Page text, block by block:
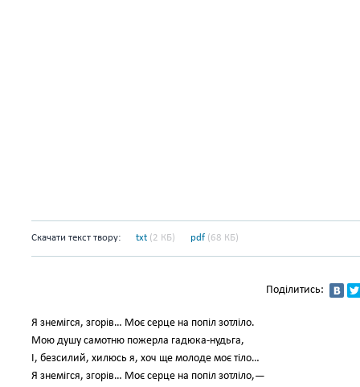
Скачати текст твору: txt (2 КБ) pdf (68 КБ)
Поділитись:
Я знемігся, згорів… Моє серце на попіл зотліло.
Мою душу самотню пожерла гадюка-нудьга,
І, безсилий, хилюсь я, хоч ще молоде моє тіло…
Я знемігся, згорів… Моє серце на попіл зотліло,—